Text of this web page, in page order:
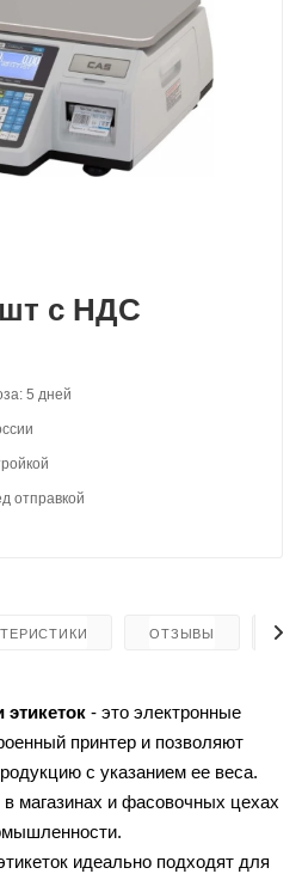
с НДС
5 дней
отправкой
ОТЗЫВЫ
- это электронные
принтер и позволяют
с указанием ее веса.
магазинах и фасовочных цехах
идеально подходят для